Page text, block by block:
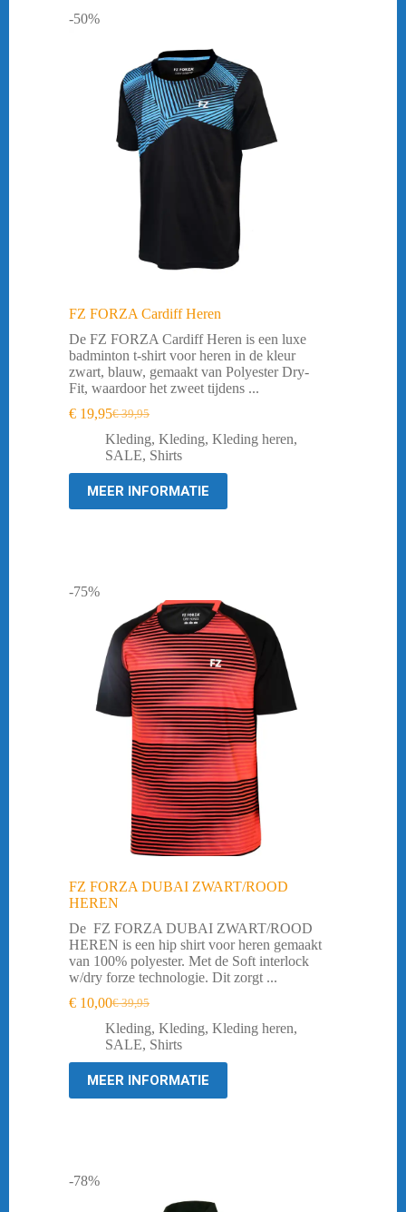
-50%
FZ FORZA Cardiff Heren
De FZ FORZA Cardiff Heren is een luxe
badminton t-shirt voor heren in de kleur
zwart, blauw, gemaakt van Polyester Dry-
Fit, waardoor het zweet tijdens ...
€39,95
Oorspronkelijke
prijs
was:
€ 39,95.
€ 19,95Huidige
prijs
is:
€ 19,95.
Kleding, Kleding, Kleding heren,
SALE, Shirts
MEER INFORMATIE
-75%
FZ FORZA DUBAI ZWART/ROOD
HEREN
De FZ FORZA DUBAI ZWART/ROOD
HEREN is een hip shirt voor heren gemaakt
van 100% polyester. Met de Soft interlock
w/dry forze technologie. Dit zorgt ...
€39,95
Oorspronkelijke
prijs
was:
€ 39,95.
€ 10,00Huidige
prijs
is:
€ 10,00.
Kleding, Kleding, Kleding heren,
SALE, Shirts
MEER INFORMATIE
-78%